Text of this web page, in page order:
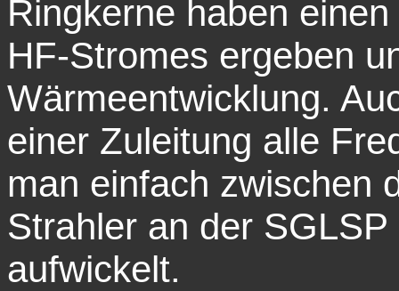
Ringkerne haben
HF-Stromes ergeben
Wärmeentwicklung.
einer Zuleitung alle
man einfach zwischen
Strahler an der
aufwickelt.